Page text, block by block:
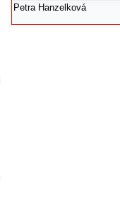
Petra Hanzelková